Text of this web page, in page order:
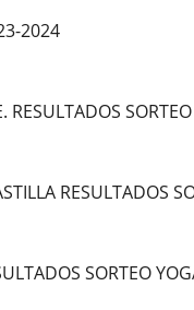
2024
RESULTADOS
RESULTADOS
SORTEO